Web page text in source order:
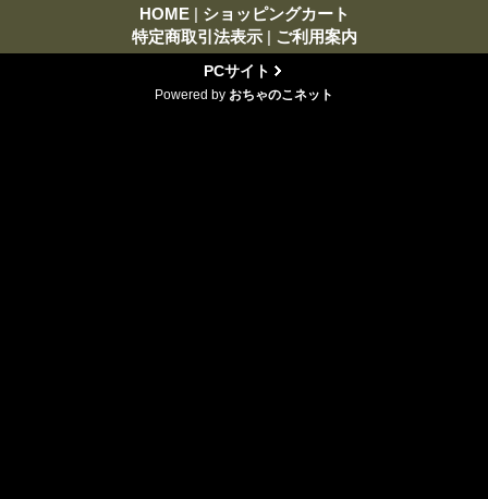
HOME | ショッピングカート
特定商取引法表示 | ご利用案内
PCサイト
Powered by おちゃのこネット